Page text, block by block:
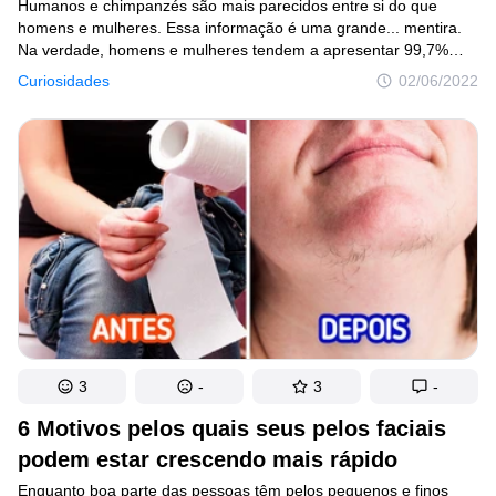
Curiosidades 02/06/2022
Humanos e chimpanzés são mais parecidos entre si do que
homens e mulheres. Essa informação é uma grande... mentira.
Na verdade, homens e mulheres tendem a apresentar 99,7%
de semelhanças. Porém, esse 0,3% pode fazer uma tremenda
diferença e representar traços bem peculiares que estão
presentes em nossas vidas.
6 Motivos pelos quais seus pelos faciais
podem estar crescendo mais rápido
Enquanto boa parte das pessoas têm pelos pequenos e finos
3 - 3 -